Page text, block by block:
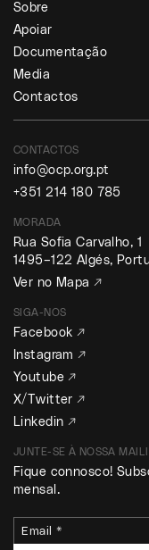
Sobre
Apoiar
Documentação
Media
Contactos
CONTACTOS
info@ocp.org.pt
+351 214 180 785
MORADA
Rua Sofia Carvalho, 1
1495–122 Algés,
Ver no Mapa ↗
SIGA-NOS
Facebook ↗
Instagram ↗
Youtube ↗
X/Twitter ↗
Linkedin ↗
JUNTE-SE À NOSSA
Fique connosco!
mensal.